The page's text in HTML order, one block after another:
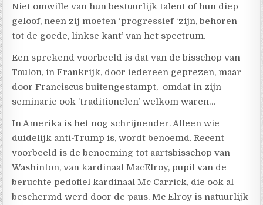
Niet omwille van hun bestuurlijk talent of hun diep
geloof, neen zij moeten ‘progressief ‘zijn, behoren
tot de goede, linkse kant’ van het spectrum.
Een sprekend voorbeeld is dat van de bisschop van
Toulon, in Frankrijk, door iedereen geprezen, maar
door Franciscus buitengestampt, omdat in zijn
seminarie ook ’traditionelen’ welkom waren…
In Amerika is het nog schrijnender. Alleen wie
duidelijk anti-Trump is, wordt benoemd. Recent
voorbeeld is de benoeming tot aartsbisschop van
Washinton, van kardinaal MacElroy, pupil van de
beruchte pedofiel kardinaal Mc Carrick, die ook al
beschermd werd door de paus. Mc Elroy is natuurlijk